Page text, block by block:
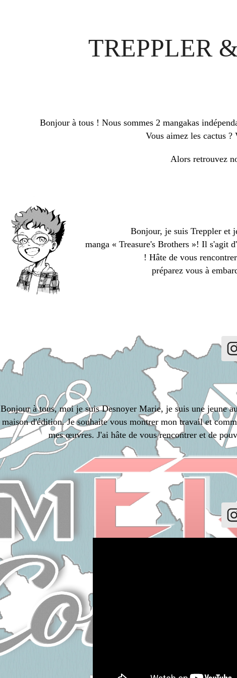
TREPPLER
Bonjour à tous ! Nous sommes 2 mangakas
Vous aimez les cactus ?
Alors retrouvez
Bonjour, je suis Treppler et
manga « Treasure's Brothers »! Il s'agit
! Hâte de vous
préparez vous à
Bonjour à tous, moi je suis Desnoyer Marie, je suis une jeune
maison d'édition. Je souhaite vous montrer mon travail et
mes œuvres. J'ai hâte de vous rencontrer et de